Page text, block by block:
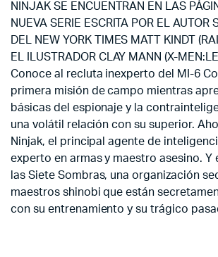
NINJAK SE ENCUENTRAN EN LAS
NUEVA SERIE ESCRITA POR EL AUTOR
DEL NEW YORK TIMES MATT KINDT
EL ILUSTRADOR CLAY MANN (X-
Conoce al recluta inexperto del MI-6
primera misión de campo mientras
básicas del espionaje y la
una volátil relación con su superior.
Ninjak, el principal agente de
experto en armas y maestro asesino. Y
las Siete Sombras, una organización
maestros shinobi que están
con su entrenamiento y su trágico